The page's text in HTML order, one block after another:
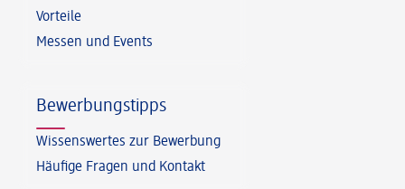
Vorteile
Messen und Events
Bewerbungstipps
Wissenswertes zur Bewerbung
Häufige Fragen und Kontakt